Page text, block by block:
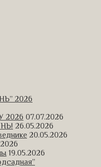
2026
2026 07.07.2026
26.05.2026
20.05.2026
19.05.2026